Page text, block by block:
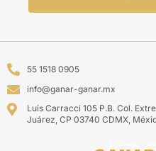
55 1518 0905
info@ganar-ganar.mx
Luis Carracci 105 P.B. Col.
Juárez, CP 03740 CDMX,